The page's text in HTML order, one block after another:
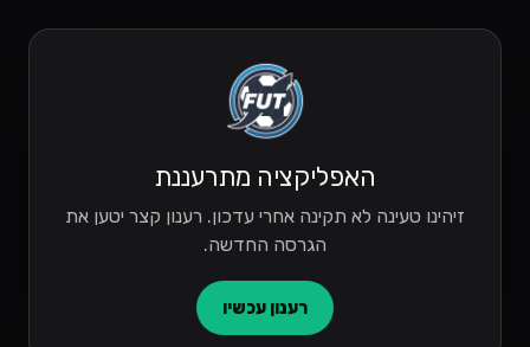
האפליקציה מתרעננת
זיהינו טעינה לא תקינה אחרי עדכון. רענון קצר יטען את
הגרסה החדשה.
רענון עכשיו